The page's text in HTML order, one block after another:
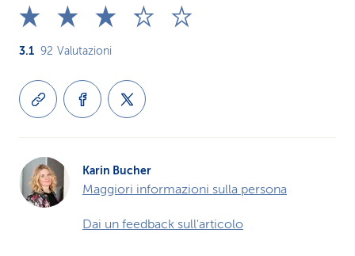
3.1 92 Valutazioni
Karin Bucher
Maggiori informazioni sulla persona
Dai un feedback sull'articolo